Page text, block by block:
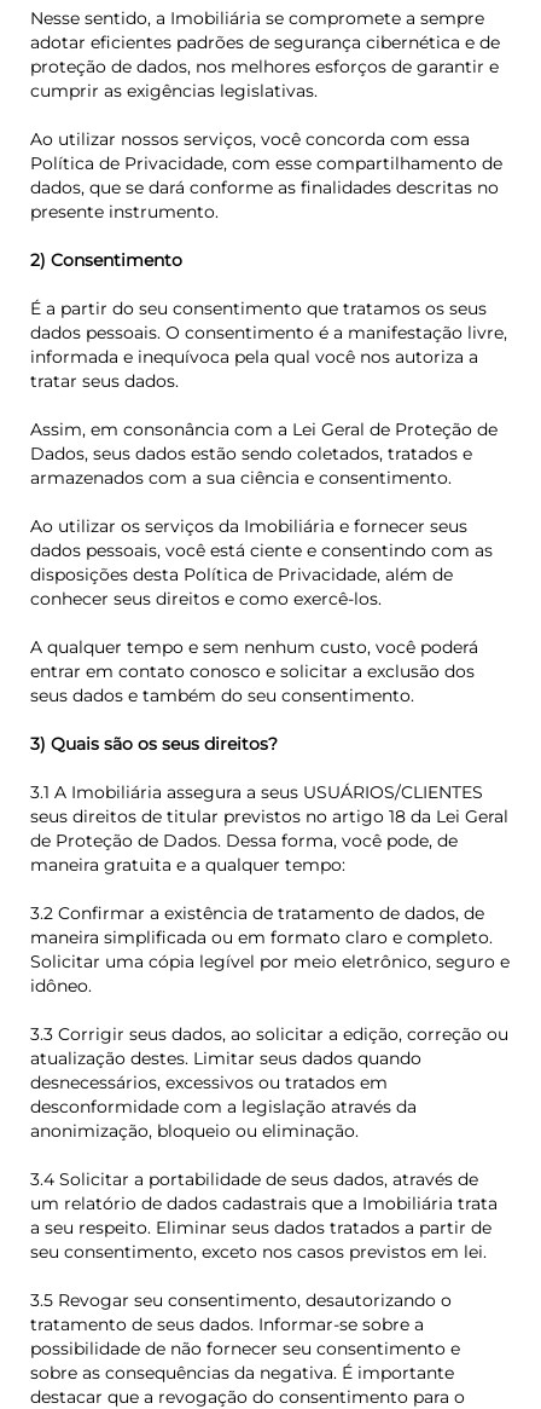
Nesse sentido, a Imobiliária se compromete a sempre
adotar eficientes padrões de segurança cibernética e de
proteção de dados, nos melhores esforços de garantir e
cumprir as exigências legislativas.
Ao utilizar nossos serviços, você concorda com essa
Política de Privacidade, com esse compartilhamento de
dados, que se dará conforme as finalidades descritas no
presente instrumento.
2) Consentimento
É a partir do seu consentimento que tratamos os seus
dados pessoais. O consentimento é a manifestação livre,
informada e inequívoca pela qual você nos autoriza a
tratar seus dados.
Assim, em consonância com a Lei Geral de Proteção de
Dados, seus dados estão sendo coletados, tratados e
armazenados com a sua ciência e consentimento.
Ao utilizar os serviços da Imobiliária e fornecer seus
dados pessoais, você está ciente e consentindo com as
disposições desta Política de Privacidade, além de
conhecer seus direitos e como exercê-los.
A qualquer tempo e sem nenhum custo, você poderá
entrar em contato conosco e solicitar a exclusão dos
seus dados e também do seu consentimento.
3) Quais são os seus direitos?
3.1 A Imobiliária assegura a seus USUÁRIOS/CLIENTES
seus direitos de titular previstos no artigo 18 da Lei Geral
de Proteção de Dados. Dessa forma, você pode, de
maneira gratuita e a qualquer tempo:
3.2 Confirmar a existência de tratamento de dados, de
maneira simplificada ou em formato claro e completo.
Solicitar uma cópia legível por meio eletrônico, seguro e
idôneo.
3.3 Corrigir seus dados, ao solicitar a edição, correção ou
atualização destes. Limitar seus dados quando
desnecessários, excessivos ou tratados em
desconformidade com a legislação através da
anonimização, bloqueio ou eliminação.
3.4 Solicitar a portabilidade de seus dados, através de
um relatório de dados cadastrais que a Imobiliária trata
a seu respeito. Eliminar seus dados tratados a partir de
seu consentimento, exceto nos casos previstos em lei.
3.5 Revogar seu consentimento, desautorizando o
tratamento de seus dados. Informar-se sobre a
possibilidade de não fornecer seu consentimento e
sobre as consequências da negativa. É importante
destacar que a revogação do consentimento para o